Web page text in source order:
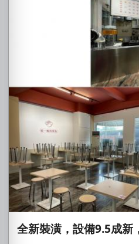
全新裝潢，設備9.5成新